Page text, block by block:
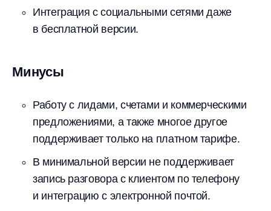
Интеграция с социальными сетями даже
в бесплатной версии.
Минусы
Работу с лидами, счетами и коммерческими
предложениями, а также многое другое
поддерживает только на платном тарифе.
В минимальной версии не поддерживает
запись разговора с клиентом по телефону
и интеграцию с электронной почтой.